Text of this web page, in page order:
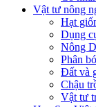
Vật tư nông
Hạt
Dụng
Nông
Phân
Đất và
Chậu
Vật tư